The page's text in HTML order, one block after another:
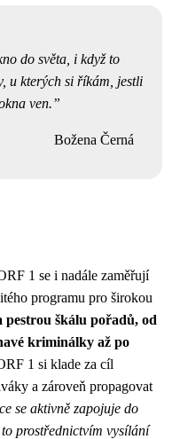
do světa, i když to
u kterých si říkám, jestli
ven.
Božena Černá
1 se i nadále zaměřují
programu pro širokou
pestrou škálu pořadů, od
kriminálky až po
1 si klade za cíl
a zároveň propagovat
se aktivně zapojuje do
prostřednictvím vysílání